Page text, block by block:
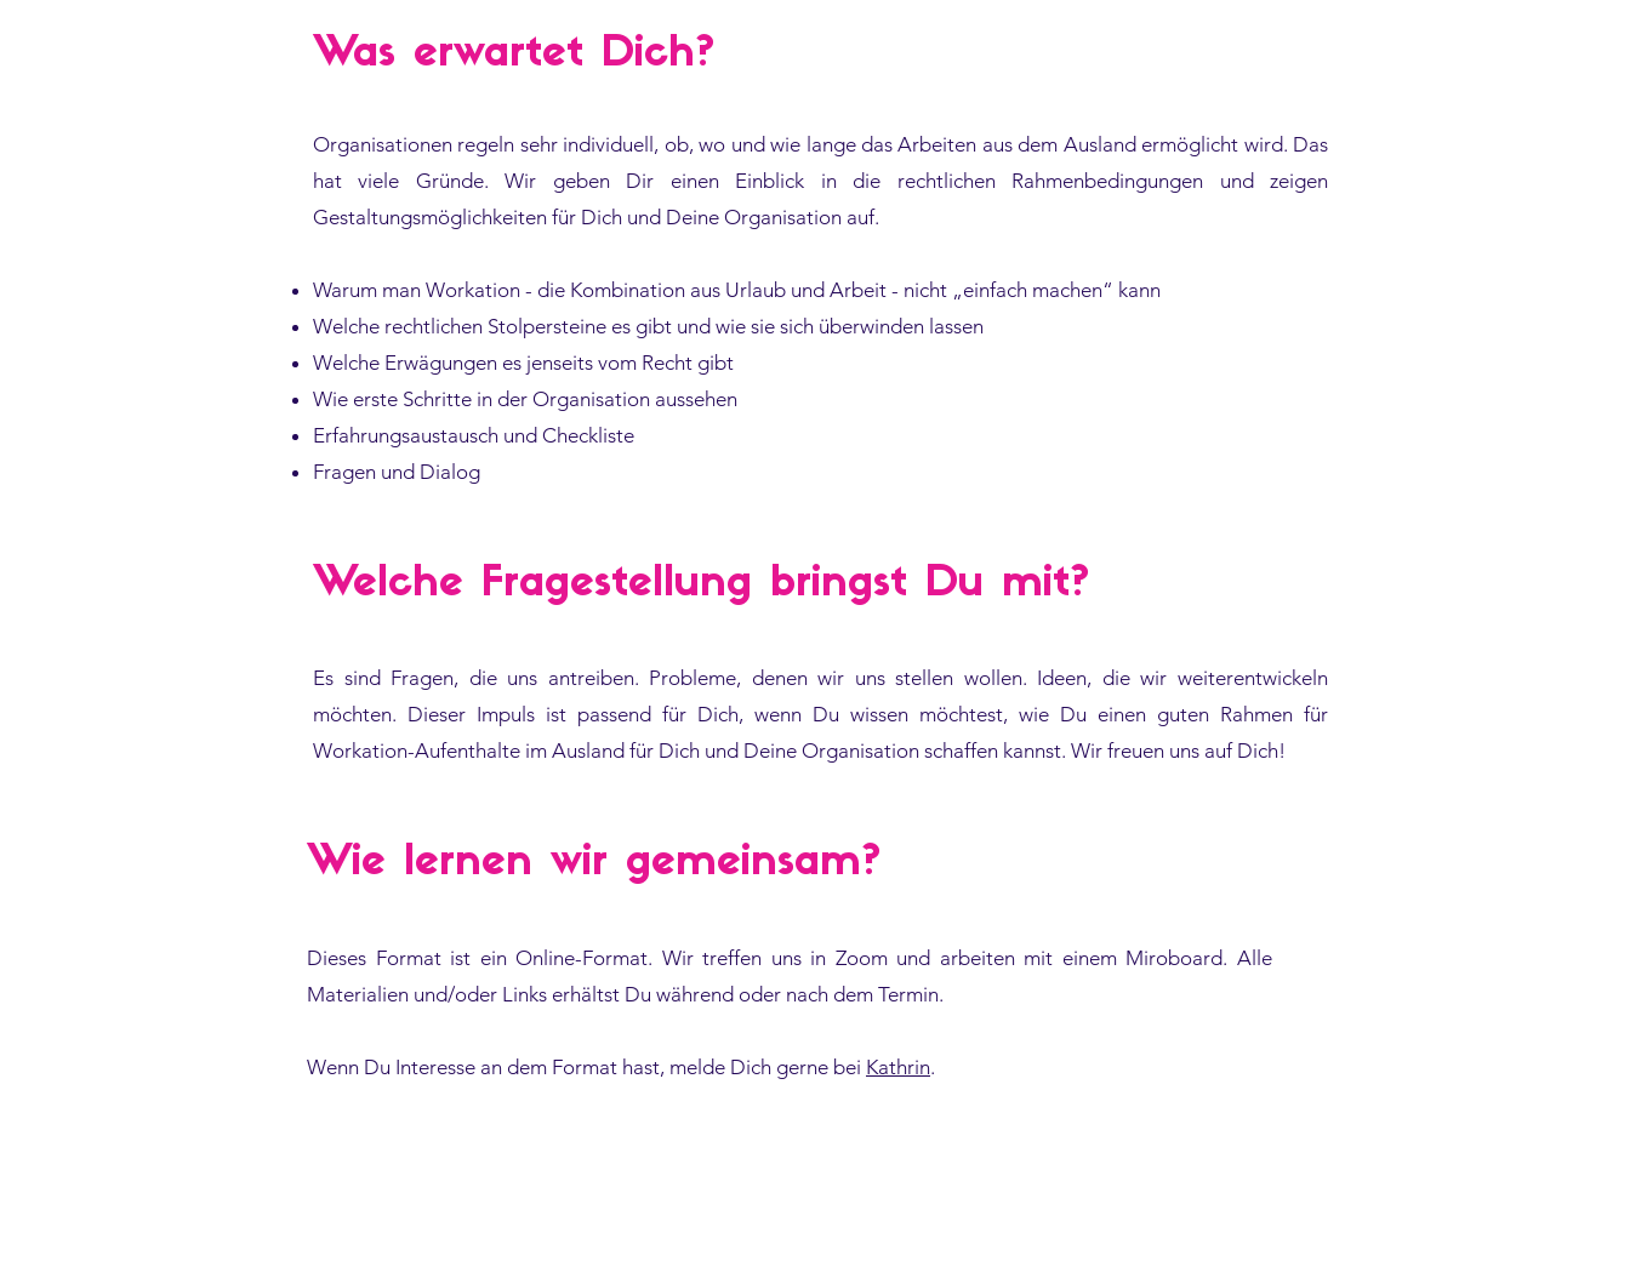
Was erwartet Dich?
Organisationen regeln sehr individuell, ob, wo und wie lange das Arbeiten aus dem Ausland ermöglicht wird. Das
hat viele Gründe. Wir geben Dir einen Einblick in die rechtlichen Rahmenbedingungen und zeigen
Gestaltungsmöglichkeiten für Dich und Deine Organisation auf.
Warum man Workation - die Kombination aus Urlaub und Arbeit - nicht „einfach machen“ kann
Welche rechtlichen Stolpersteine es gibt und wie sie sich überwinden lassen
Welche Erwägungen es jenseits vom Recht gibt
Wie erste Schritte in der Organisation aussehen
Erfahrungsaustausch und Checkliste
Fragen und Dialog
Welche Fragestellung bringst Du mit?
Es sind Fragen, die uns antreiben. Probleme, denen wir uns stellen wollen. Ideen, die wir weiterentwickeln
möchten. Dieser Impuls ist passend für Dich, wenn Du wissen möchtest, wie Du einen guten Rahmen für
Workation-Aufenthalte im Ausland für Dich und Deine Organisation schaffen kannst. Wir freuen uns auf Dich!
Wie lernen wir gemeinsam?
Dieses Format ist ein Online-Format. Wir treffen uns in Zoom und arbeiten mit einem Miroboard. Alle
Materialien und/oder Links erhältst Du während oder nach dem Termin.
Wenn Du Interesse an dem Format hast, melde Dich gerne bei Kathrin.